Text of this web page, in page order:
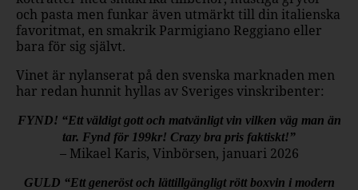
och pasta men funkar även utmärkt till din italienska
favoritmat, en smakrik Parmigiano Reggiano eller
bara för sig självt.
Vinet är nylanserat på den svenska marknaden men
har redan hunnit hyllas av Sveriges vinskribenter:
FYND! “Ett väldigt gott och matvänligt vin vilken väg man än
tar. Fynd för 199kr! Crazy bra pris faktiskt!”
– Mikael Karis, Vinbörsen, januari 2026
GULD “Ett generöst och lättillgängligt rött boxvin i modern